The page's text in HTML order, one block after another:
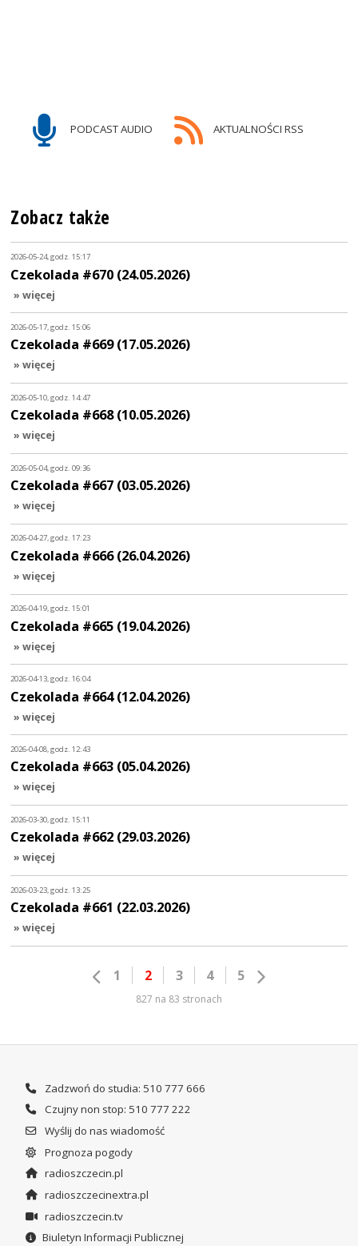
PODCAST AUDIO AKTUALNOŚCI RSS
Zobacz także
2026-05-24, godz. 15:17
Czekolada #670 (24.05.2026)
» więcej
2026-05-17, godz. 15:06
Czekolada #669 (17.05.2026)
» więcej
2026-05-10, godz. 14:47
Czekolada #668 (10.05.2026)
» więcej
2026-05-04, godz. 09:36
Czekolada #667 (03.05.2026)
» więcej
2026-04-27, godz. 17:23
Czekolada #666 (26.04.2026)
» więcej
2026-04-19, godz. 15:01
Czekolada #665 (19.04.2026)
» więcej
2026-04-13, godz. 16:04
Czekolada #664 (12.04.2026)
» więcej
2026-04-08, godz. 12:43
Czekolada #663 (05.04.2026)
» więcej
2026-03-30, godz. 15:11
Czekolada #662 (29.03.2026)
» więcej
2026-03-23, godz. 13:25
Czekolada #661 (22.03.2026)
» więcej
1 2 3 4 5
827 na 83 stronach
Zadzwoń do studia: 510 777 666
Czujny non stop: 510 777 222
Wyślij do nas wiadomość
Prognoza pogody
radioszczecin.pl
radioszczecinextra.pl
radioszczecin.tv
Biuletyn Informacji Publicznej